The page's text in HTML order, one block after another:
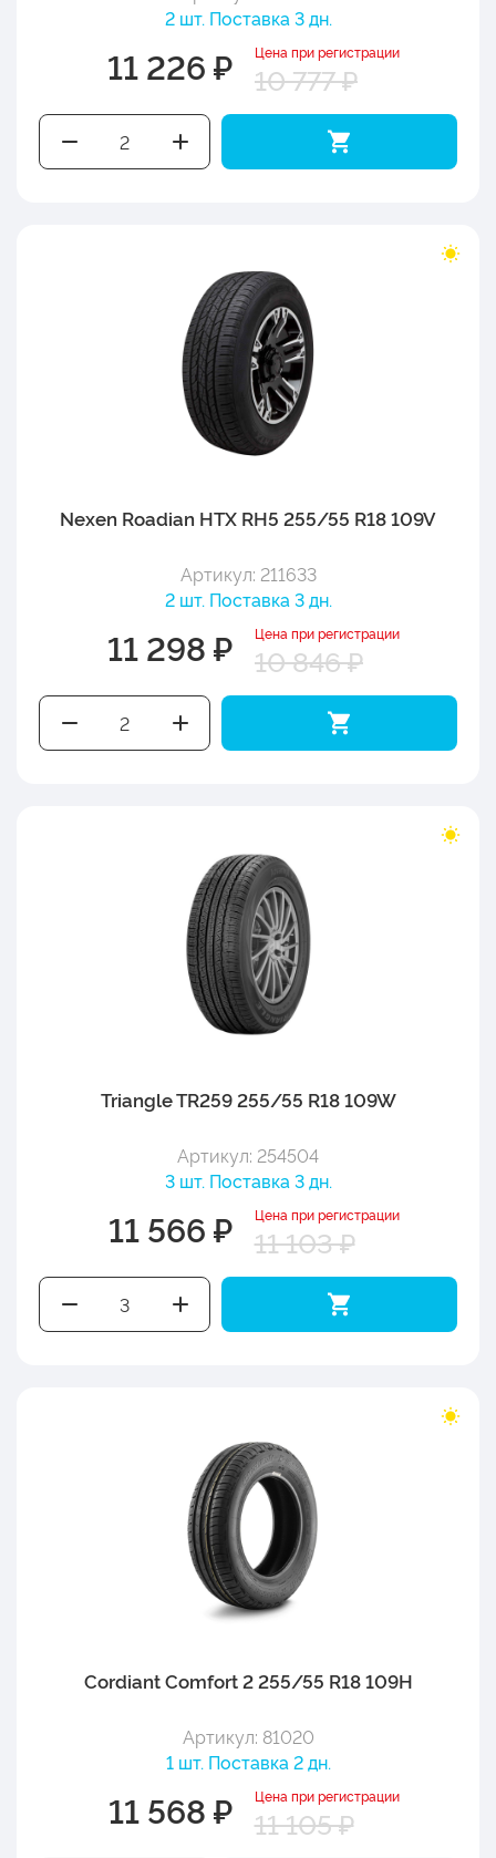
2 шт. Поставка 3 дн.
11 226 ₽ Цена при регистрации
10 777 ₽
Nexen Roadian HTX RH5 255/55 R18 109V
Артикул: 211633
2 шт. Поставка 3 дн.
11 298 ₽ Цена при регистрации
10 846 ₽
Triangle TR259 255/55 R18 109W
Артикул: 254504
3 шт. Поставка 3 дн.
11 566 ₽ Цена при регистрации
11 103 ₽
Cordiant Comfort 2 255/55 R18 109H
Артикул: 81020
1 шт. Поставка 2 дн.
11 568 ₽ Цена при регистрации
11 105 ₽